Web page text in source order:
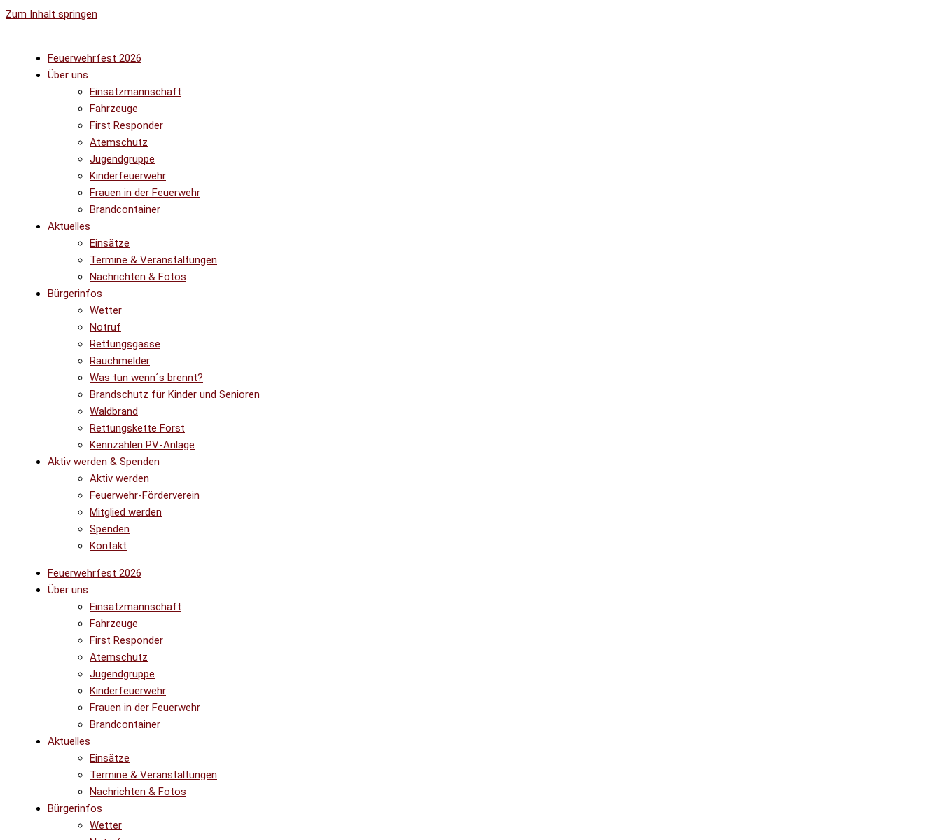
Zum Inhalt springen
Feuerwehrfest 2026
Über uns
Einsatzmannschaft
Fahrzeuge
First Responder
Atemschutz
Jugendgruppe
Kinderfeuerwehr
Frauen in der Feuerwehr
Brandcontainer
Aktuelles
Einsätze
Termine & Veranstaltungen
Nachrichten & Fotos
Bürgerinfos
Wetter
Notruf
Rettungsgasse
Rauchmelder
Was tun wenn´s brennt?
Brandschutz für Kinder und Senioren
Waldbrand
Rettungskette Forst
Kennzahlen PV-Anlage
Aktiv werden & Spenden
Aktiv werden
Feuerwehr-Förderverein
Mitglied werden
Spenden
Kontakt
Feuerwehrfest 2026
Über uns
Einsatzmannschaft
Fahrzeuge
First Responder
Atemschutz
Jugendgruppe
Kinderfeuerwehr
Frauen in der Feuerwehr
Brandcontainer
Aktuelles
Einsätze
Termine & Veranstaltungen
Nachrichten & Fotos
Bürgerinfos
Wetter